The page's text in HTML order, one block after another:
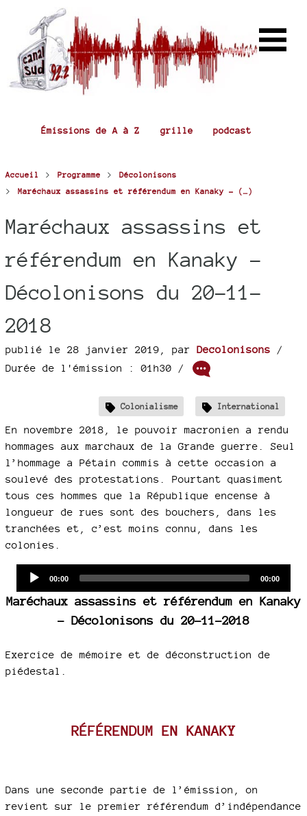
Émissions de A à Z grille podcast
Accueil > Programme > Décolonisons
> Maréchaux assassins et référendum en Kanaky - (…)
Maréchaux assassins et
référendum en Kanaky -
Décolonisons du 20-11-
2018
publié le 28 janvier 2019 par Decolonisons
/
Durée de l'émission : 01h30 /
Colonialisme International
En novembre 2018, le pouvoir macronien a rendu
hommages aux marchaux de la Grande guerre. Seul
l’hommage a Pétain commis à cette occasion a
soulevé des protestations. Pourtant quasiment
tous ces hommes que la République encense à
longueur de rues sont des bouchers, dans les
tranchées et, c’est moins connu, dans les
colonies.
Current
00:00
Total
00:00
Maréchaux assassins et référendum en Kanaky
- Décolonisons du 20-11-2018
Exercice de mémoire et de déconstruction de
piédestal.
RÉFÉRENDUM EN KANAKY
Dans une seconde partie de l’émission, on
revient sur le premier référendum d’indépendance